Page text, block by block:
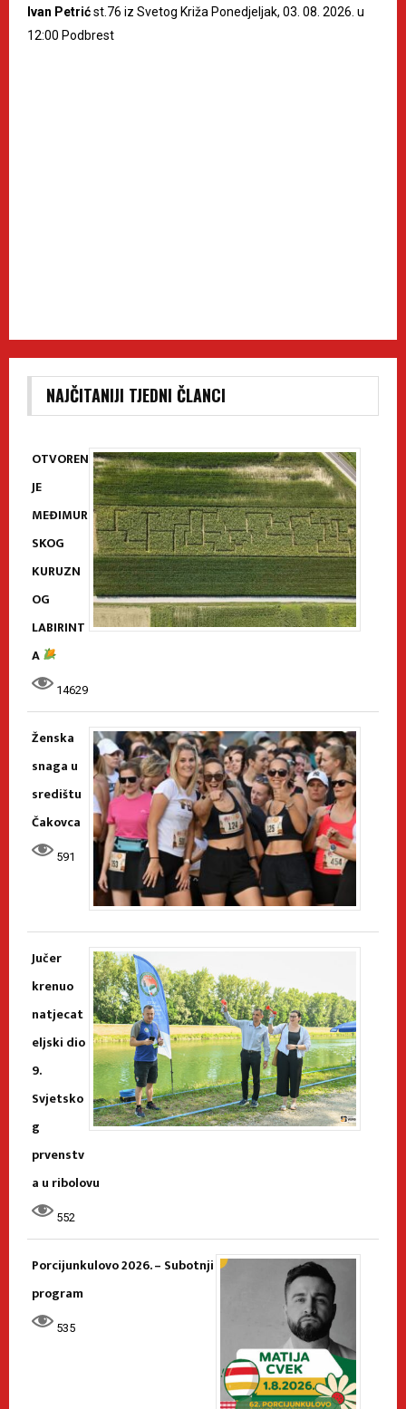
Ivan Petrićst.76 iz Svetog Križa Ponedjeljak, 03. 08. 2026. u
12:00 Podbrest
NAJČITANIJI TJEDNI ČLANCI
OTVOREN
JE
MEĐIMUR
SKOG
KURUZN
OG
LABIRINT
A
14629
Ženska
snaga u
središtu
Čakovca
591
Jučer
krenuo
natjecat
eljski dio
9.
Svjetsko
g
prvenstv
a u ribolovu
552
Porcijunkulovo 2026. – Subotnji
program
535